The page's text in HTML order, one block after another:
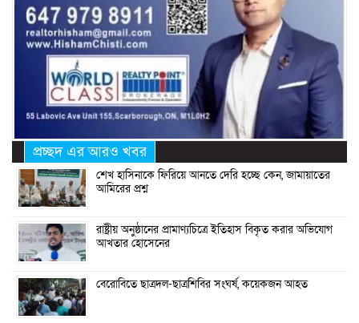
প্রচ্ছদ এর আরও খবর
শেখ হাসিনাকে ফিরিয়ে আনতে দেরি হচ্ছে কেন, জামায়াতের
আমিরের প্রশ্ন
রাষ্ট্রীয় অনুষ্ঠানের প্রামাণ্যচিত্রে ইতিহাস বিকৃত করার অভিযোগ
আখতার হোসেনের
বেরোবিতে ছাত্রদল-ছাত্রশিবির সংঘর্ষ, কয়েকজন আহত